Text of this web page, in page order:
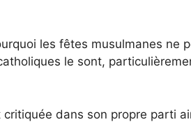
les fêtes musulmanes ne
le sont,
critiquée dans son propre parti